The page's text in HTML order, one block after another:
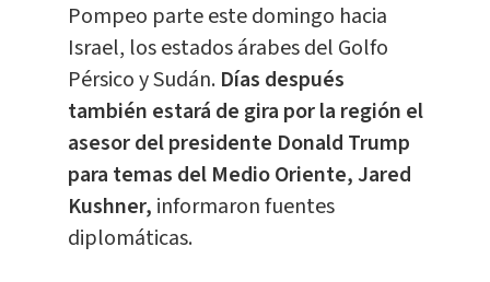
Pompeo parte este domingo hacia
Israel, los estados árabes del Golfo
Pérsico y Sudán.Días después
también estará de gira por la región el
asesor del presidente Donald Trump
para temas del Medio Oriente, Jared
Kushner, informaron fuentes
diplomáticas.